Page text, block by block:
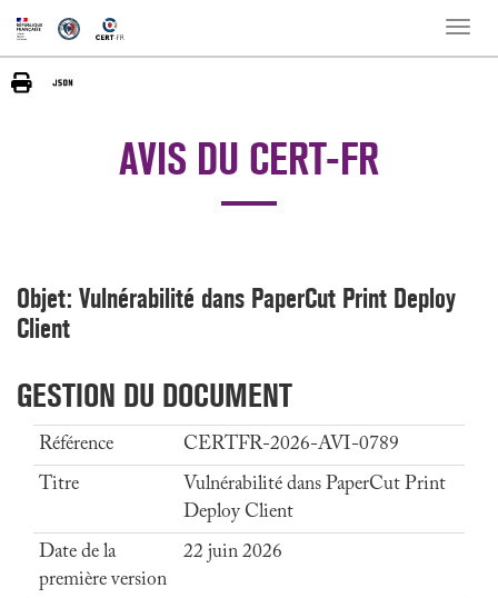
Toggle
AVIS DU CERT-FR
Objet: Vulnérabilité dans PaperCut Print Deploy
Client
GESTION DU DOCUMENT
Référence
CERTFR-2026-AVI-0789
Titre
Vulnérabilité dans PaperCut Print
Deploy Client
Date de la
première version
22 juin 2026